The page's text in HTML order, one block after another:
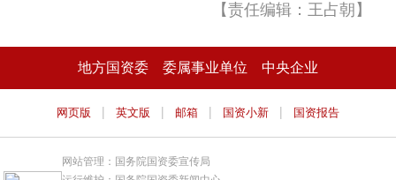
【责任编辑：王占朝】
地方国资委 委属事业单位 中央企业
网页版 | 英文版 | 邮箱 | 国资小新 | 国资报告
网站管理：国务院国资委宣传局